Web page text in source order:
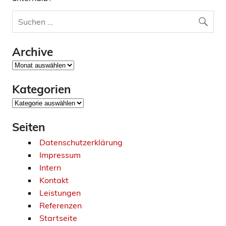
Archive
Archive
Kategorien
Kategorien
Seiten
Datenschutzerklärung
Impressum
Intern
Kontakt
Leistungen
Referenzen
Startseite